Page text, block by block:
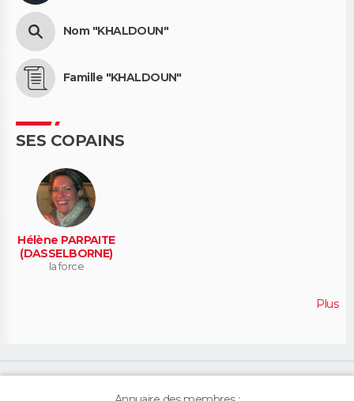
Nom "KHALDOUN"
Famille "KHALDOUN"
SES COPAINS
Hélène PARPAITE
(DASSELBORNE)
la force
Plus